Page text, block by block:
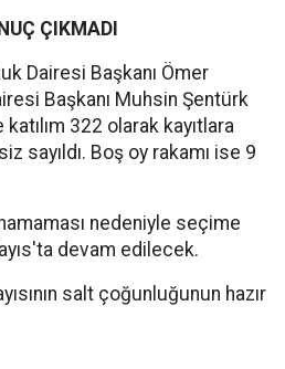
ÇIKMADI
Dairesi Başkanı Ömer
Başkanı Muhsin Şentürk
322 olarak kayıtlara
sayıldı. Boş oy rakamı ise 9
nedeniyle seçime
devam edilecek.
salt çoğunluğunun hazır